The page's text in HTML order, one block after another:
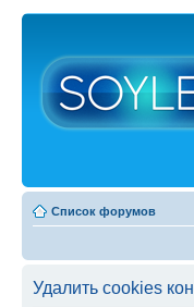
Список форумов
Удалить cookies